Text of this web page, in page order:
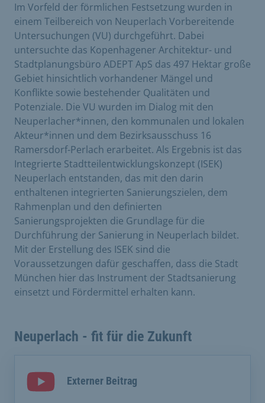
Im Vorfeld der förmlichen Festsetzung wurden in
einem Teilbereich von Neuperlach Vorbereitende
Untersuchungen (VU) durchgeführt. Dabei
untersuchte das Kopenhagener Architektur- und
Stadtplanungsbüro ADEPT ApS das 497 Hektar große
Gebiet hinsichtlich vorhandener Mängel und
Konflikte sowie bestehender Qualitäten und
Potenziale. Die VU wurden im Dialog mit den
Neuperlacher*innen, den kommunalen und lokalen
Akteur*innen und dem Bezirksausschuss 16
Ramersdorf-Perlach erarbeitet. Als Ergebnis ist das
Integrierte Stadtteilentwicklungskonzept (ISEK)
Neuperlach entstanden, das mit den darin
enthaltenen integrierten Sanierungszielen, dem
Rahmenplan und den definierten
Sanierungsprojekten die Grundlage für die
Durchführung der Sanierung in Neuperlach bildet.
Mit der Erstellung des ISEK sind die
Voraussetzungen dafür geschaffen, dass die Stadt
München hier das Instrument der Stadtsanierung
einsetzt und Fördermittel erhalten kann.
Neuperlach - fit für die Zukunft
Externer Beitrag